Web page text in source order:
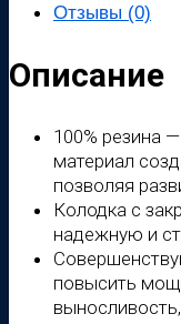
Отзывы (0)
Описание
100% резина
материал
позволяя
Колодка с
надежную и
повысить